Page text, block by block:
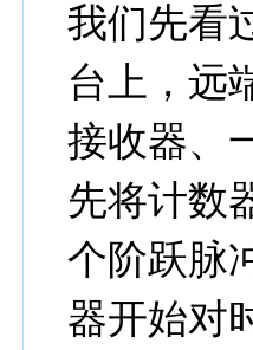
我们先看
台上，远
接收器、
先将计数
个阶跃脉
器开始对